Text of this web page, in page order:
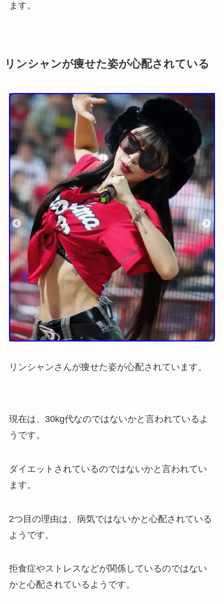
ます。
リンシャンが痩せた姿が心配されている
リンシャンさんが痩せた姿が心配されています。
現在は、30kg代なのではないかと言われているよ
うです。
ダイエットされているのではないかと言われてい
ます。
2つ目の理由は、病気ではないかと心配されている
ようです。
拒食症やストレスなどが関係しているのではない
かと心配されているようです。